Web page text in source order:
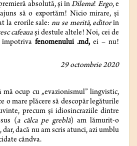
absolută, și înDilema! Ergo, e
să o exportăm! Nicio mirare, și
la erorile sale:nu se merită, edìtorîn
cafeauași destule altele! Noi, cei de
împotriva fenomenului .md, ei – nu!
29 octombrie 2020
mă ocup cu „evazionismul” lingvistic,
o mare plăcere să descopăr legăturile
precum și idiosincraziile dintre
(a călca pe greblă) am lămurit-o
dacă nu am scris atunci, azi umblu
cândva.